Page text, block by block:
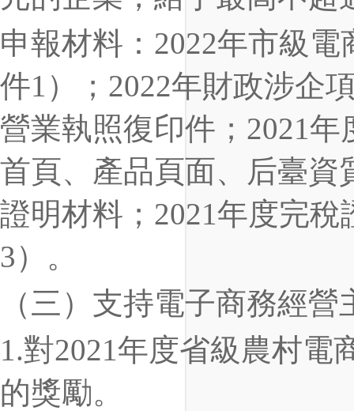
申報材料：2022年市級
件1）；2022年財政涉企
營業執照復印件；2021
首頁、產品頁面、后臺資
證明材料；2021年度完
3）。
（三）支持電子商務經
1.對2021年度省級農村電
的獎勵。